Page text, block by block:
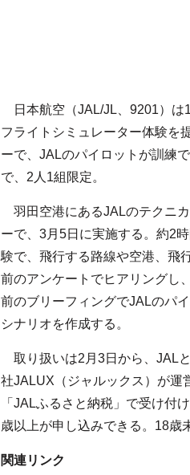
日本航空（JAL/JL、9201）は
フライトシミュレーター体験を
ーで、JALのパイロットが訓練
で、2人1組限定。
羽田空港にあるJALのテクニ
ーで、3月5日に実施する。約2
験で、飛行する路線や空港、飛
前のアンケートでヒアリングし
前のブリーフィングでJALのパ
シナリオを作成する。
取り扱いは2月3日から、JAL
社JALUX（ジャルックス）が運
「JALふるさと納税」で受け付
歳以上が申し込みできる。18歳
関連リンク